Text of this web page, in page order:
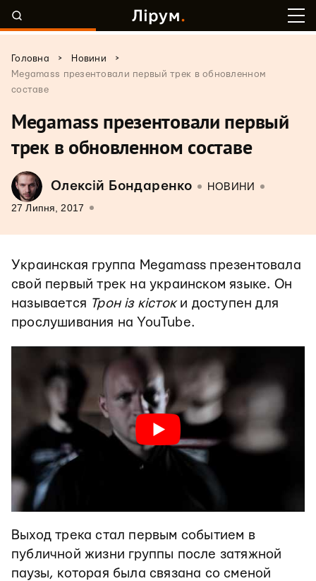
Головна > Новини
>
Megamass презентовали первый трек в обновленном
составе
Megamass презентовали первый
трек в обновленном составе
Олексій Бондаренко НОВИНИ
27 Липня, 2017
Украинская группа Megamass презентовала
свой первый трек на украинском языке. Он
называется Трон із кістоки доступен для
прослушивания на YouTube.
Выход трека стал первым событием в
публичной жизни группы после затяжной
паузы, которая была связана со сменой